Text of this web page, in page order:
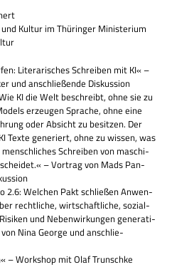
Kul­tur im Thü­rin­ger Mini­ste­rium
Lite­ra­ri­sches Schrei­ben mit KI« –
und anschlie­ßende Diskussion
KI die Welt beschreibt, ohne sie zu
erzeu­gen Spra­che, ohne eine
oder Absicht zu besit­zen. Der
Texte gene­riert, ohne zu wis­sen, was
Schrei­ben von maschi­
– Vor­trag von Mads Pan­
2.6: Wel­chen Pakt schlie­ßen Anwen­
recht­li­che, wirt­schaft­li­che, sozi­al­
und Neben­wir­kun­gen gene­ra­ti­
Nina George und anschlie­
– Work­shop mit Olaf Trunschke